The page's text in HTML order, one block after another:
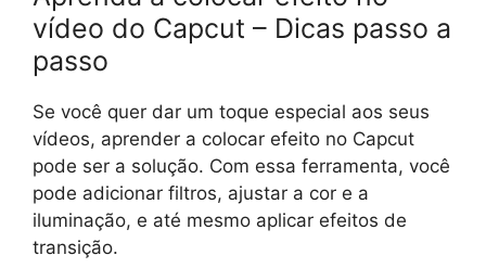
vídeo do Capcut – Dicas passo a
passo
Se você quer dar um toque especial aos seus
vídeos, aprender a colocar efeito no Capcut
pode ser a solução. Com essa ferramenta, você
pode adicionar filtros, ajustar a cor e a
iluminação, e até mesmo aplicar efeitos de
transição.